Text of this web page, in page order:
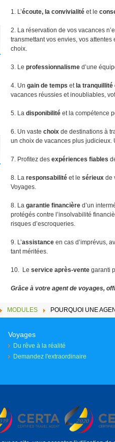
1. L’écoute, la convivialitéet le
2. La réservation de vos vacances
transmettant vos envies, vos
choix.
3. Le professionnalismed’une
4. Un gain de temps et la tranquillité
vacances réussies et inoubliables,
5. La disponibilitéet la compétence
6. Un vaste choixde destinations à
un choix de vacances plus judicieux.
7. Profitez des expériences fiables
8. La responsabilitéet le sérieuxde
Voyages.
8. La garantie financièred’un
protégés contre l’insolvabilité
risques d’escroqueries.
9. L’assistanceen cas d’imprévus,
tant méritées.
10. Le service après-ventegaranti
Grâce à votre agent de voyages,
MODULES POURQUOI UNE
Voyages
Du rêve à la réalité
Demandez l'extraordinaire